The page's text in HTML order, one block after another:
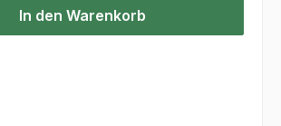
Wert ein oder benutze die Schaltflächen
In den Warenkorb